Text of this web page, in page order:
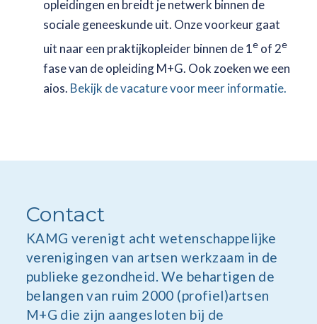
opleidingen en breidt je netwerk binnen de
sociale geneeskunde uit. Onze voorkeur gaat
uit naar een praktijkopleider binnen de 1eof 2e
fase van de opleiding M+G. Ook zoeken we een
aios. Bekijk de vacature voor meer informatie.
Contact
KAMG verenigt acht wetenschappelijke
verenigingen van artsen werkzaam in de
publieke gezondheid. We behartigen de
belangen van ruim 2000 (profiel)artsen
M+G die zijn aangesloten bij de